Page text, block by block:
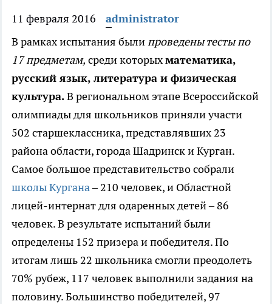
11 февраля 2016
administrator
В рамках испытания былипроведены тесты по
17 предметам, среди которыхматематика,
русский язык, литература и физическая
культура.В региональном этапе Всероссийской
олимпиады для школьников приняли участи
502 старшеклассника, представлявших 23
района области, города Шадринск и Курган.
Самое большое представительство собрали
школы Кургана– 210 человек, и Областной
лицей-интернат для одаренных детей – 86
человек. В результате испытаний были
определены 152 призера и победителя. По
итогам лишь 22 школьника смогли преодолеть
70% рубеж, 117 человек выполнили задания на
половину. Большинство победителей, 97